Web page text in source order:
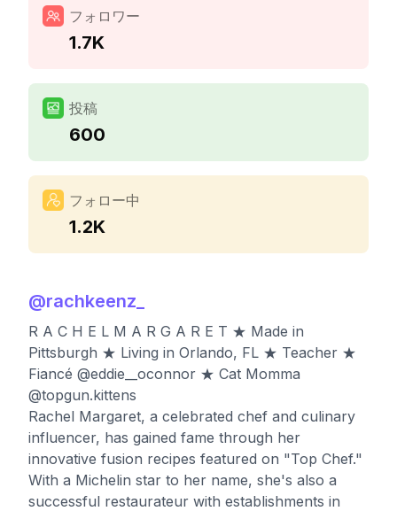
フォロワー
1.7K
投稿
600
フォロー中
1.2K
@rachkeenz_
R A C H E L M A R G A R E T ★ Made in
Pittsburgh ★ Living in Orlando, FL ★ Teacher ★
Fiancé @eddie__oconnor ★ Cat Momma
@topgun.kittens
Rachel Margaret, a celebrated chef and culinary
influencer, has gained fame through her
innovative fusion recipes featured on "Top Chef."
With a Michelin star to her name, she's also a
successful restaurateur with establishments in